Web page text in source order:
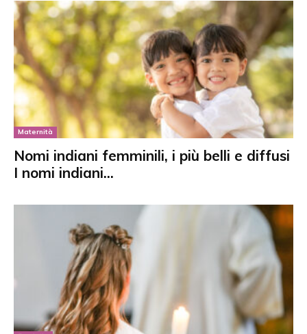
Maternità
Nomi indiani femminili, i più belli e diffusi
I nomi indiani...